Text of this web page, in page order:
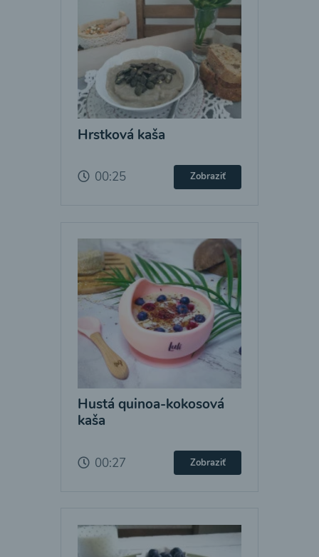
Hrstková kaša
00:25 Zobraziť
Hustá quinoa-kokosová
kaša
00:27 Zobraziť